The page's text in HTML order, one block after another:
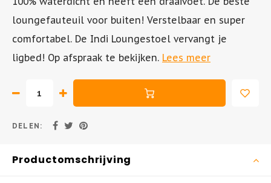
Tuinstoel - AIR XL
Tuinstoel - BOX
Tuinstoel - SKY
Tuinstoel - AIR
Tuinstoel - MILA
Inklapbare Tuintafels
Bistrotafels
Vierkante Tuintafels
Tuintafels hout
Tuintafels metaal
loungefauteuil voor buiten! Verstelbaar en super
comfortabel. De Indi Loungestoel vervangt je
ligbed! Op afspraak te bekijken. Lees meer
DELEN:
Productomschrijving